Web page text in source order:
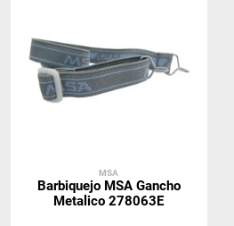
MSA
Barbiquejo MSA Gancho
Metalico 278063E